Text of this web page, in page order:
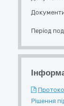
Період
Рішення